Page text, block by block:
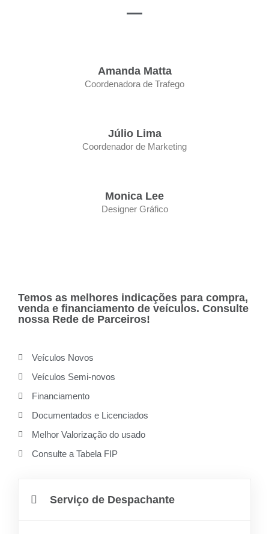
Amanda Matta
Coordenadora de Trafego
Júlio Lima
Coordenador de Marketing
Monica Lee
Designer Gráfico
Temos as melhores indicações para compra,
venda e financiamento de veículos. Consulte
nossa Rede de Parceiros!
Veículos Novos
Veículos Semi-novos
Financiamento
Documentados e Licenciados
Melhor Valorização do usado
Consulte a Tabela FIP
Serviço de Despachante